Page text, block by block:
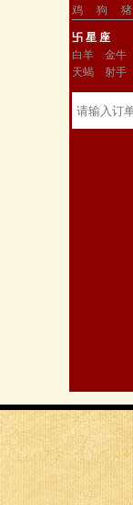
鸡
狗 猪
卐 星 座
白羊
金牛
天蝎
射手